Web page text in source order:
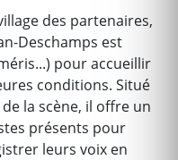
des partenaires,
Deschamps est
pour accueillir
conditions. Situé
la scène, il offre un
présents pour
leurs voix en